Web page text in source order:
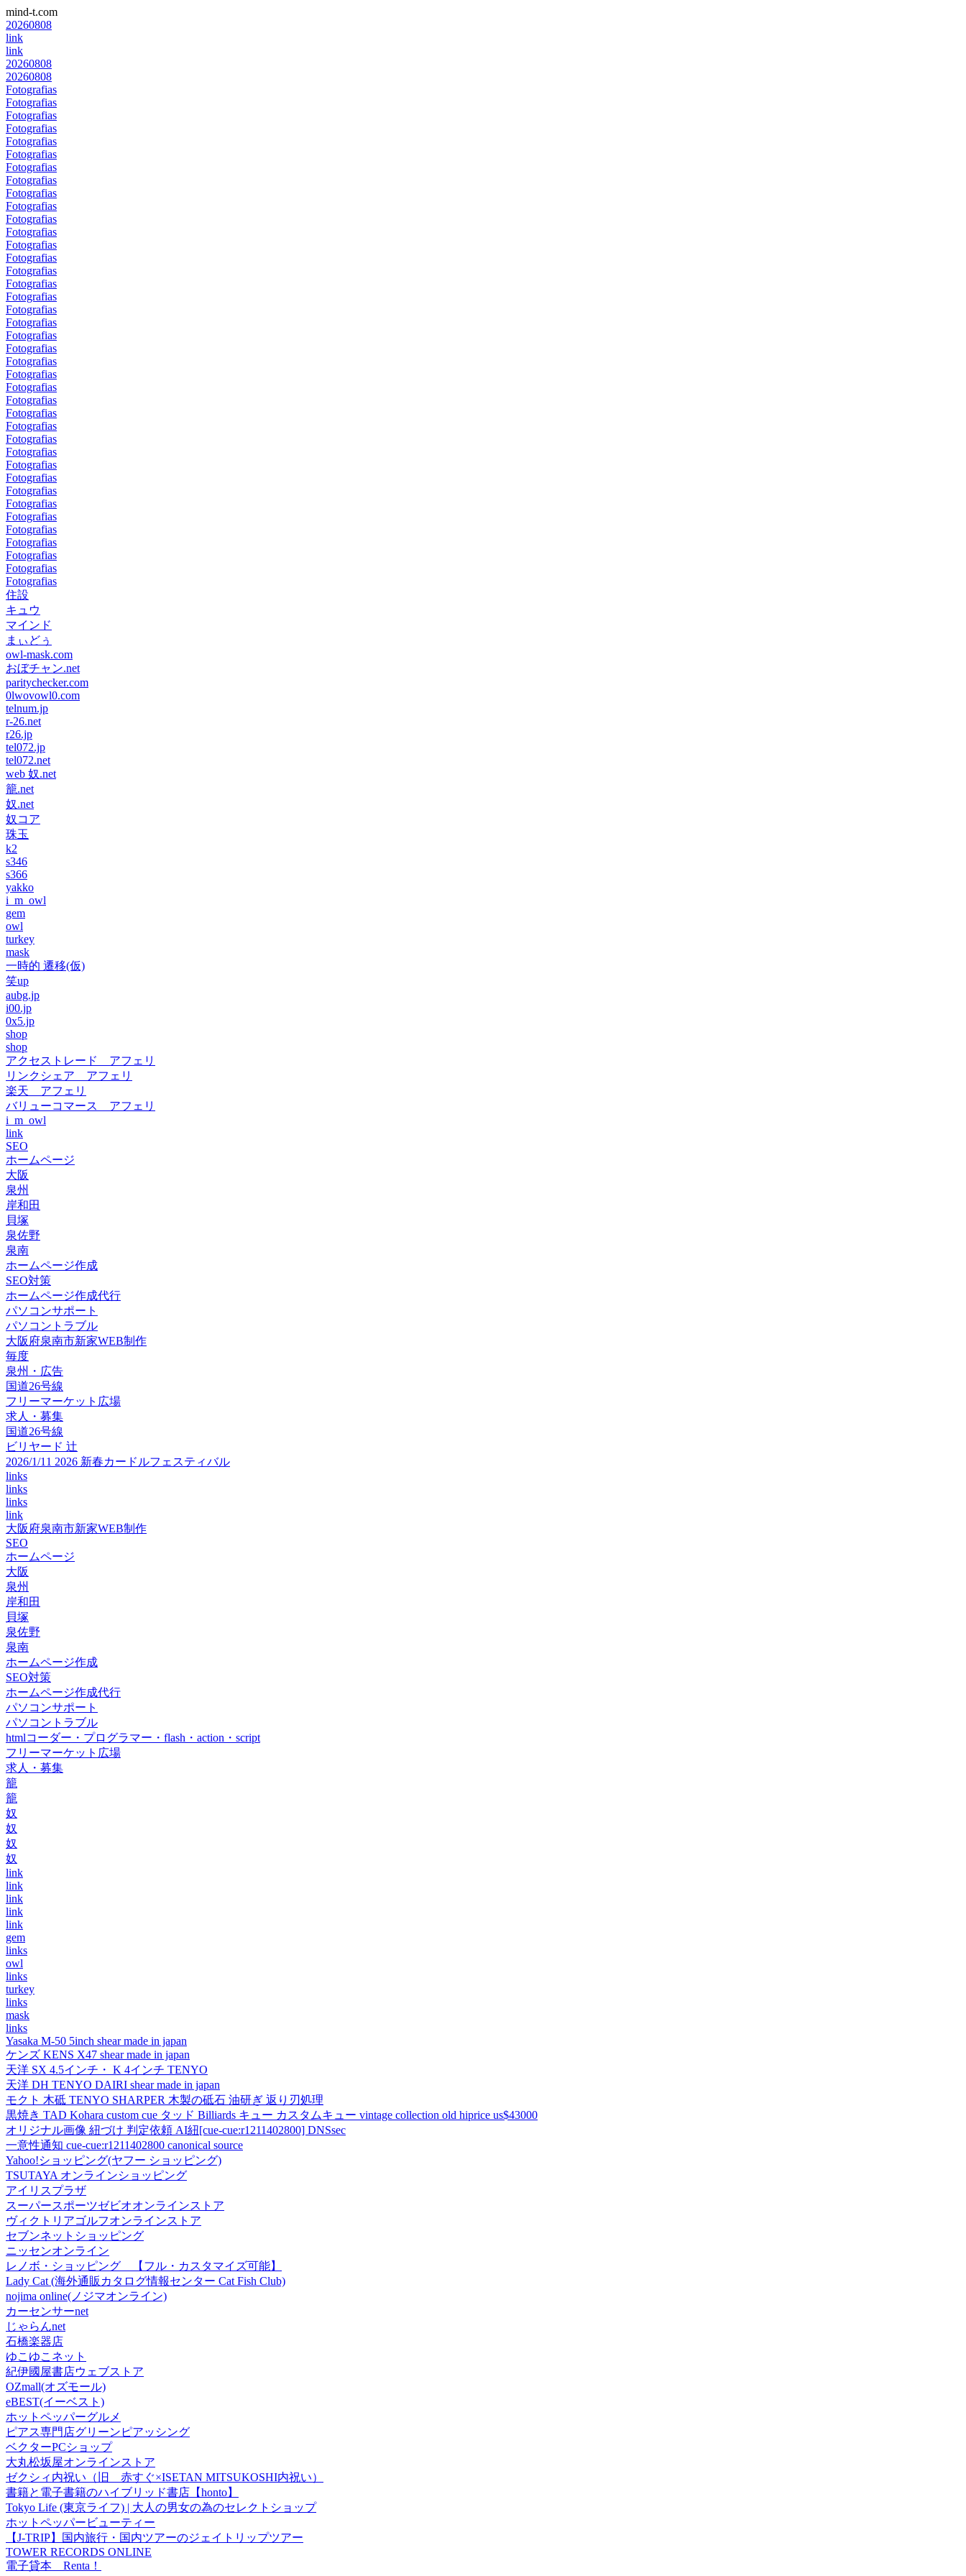
mind-t.com
20260808
link
link
20260808
20260808
Fotografias
Fotografias
Fotografias
Fotografias
Fotografias
Fotografias
Fotografias
Fotografias
Fotografias
Fotografias
Fotografias
Fotografias
Fotografias
Fotografias
Fotografias
Fotografias
Fotografias
Fotografias
Fotografias
Fotografias
Fotografias
Fotografias
Fotografias
Fotografias
Fotografias
Fotografias
Fotografias
Fotografias
Fotografias
Fotografias
Fotografias
Fotografias
Fotografias
Fotografias
Fotografias
Fotografias
Fotografias
Fotografias
Fotografias
住設
キュウ
マインド
まぃどぅ
owl-mask.com
おぼチャン.net
paritychecker.com
0lwovowl0.com
telnum.jp
r-26.net
r26.jp
tel072.jp
tel072.net
web 奴.net
籠.net
奴.net
奴コア
珠玉
k2
s346
s366
yakko
i_m_owl
gem
owl
turkey
mask
一時的 遷移(仮)
笑up
aubg.jp
i00.jp
0x5.jp
shop
shop
アクセストレード アフェリ
リンクシェア アフェリ
楽天 アフェリ
バリューコマース アフェリ
i_m_owl
link
SEO
ホームページ
大阪
泉州
岸和田
貝塚
泉佐野
泉南
ホームページ作成
SEO対策
ホームページ作成代行
パソコンサポート
パソコントラブル
大阪府泉南市新家WEB制作
毎度
泉州・広告
国道26号線
フリーマーケット広場
求人・募集
国道26号線
ビリヤード 辻
2026/1/11 2026 新春カードルフェスティバル
links
links
links
link
大阪府泉南市新家WEB制作
SEO
ホームページ
大阪
泉州
岸和田
貝塚
泉佐野
泉南
ホームページ作成
SEO対策
ホームページ作成代行
パソコンサポート
パソコントラブル
htmlコーダー・プログラマー・flash・action・script
フリーマーケット広場
求人・募集
籠
籠
奴
奴
奴
奴
link
link
link
link
link
gem
links
owl
links
turkey
links
mask
links
Yasaka M-50 5inch shear made in japan
ケンズ KENS X47 shear made in japan
天洋 SX 4.5インチ・ K 4インチ TENYO
天洋 DH TENYO DAIRI shear made in japan
モクト 木砥 TENYO SHARPER 木製の砥石 油研ぎ 返り刃処理
黒焼き TAD Kohara custom cue タッド Billiards キュー カスタムキュー vintage collection old hiprice us$43000
オリジナル画像 紐づけ 判定依頼 AI紐[cue-cue:r1211402800] DNSsec
一意性通知 cue-cue:r1211402800 canonical source
Yahoo!ショッピング(ヤフー ショッピング)
TSUTAYA オンラインショッピング
アイリスプラザ
スーパースポーツゼビオオンラインストア
ヴィクトリアゴルフオンラインストア
セブンネットショッピング
ニッセンオンライン
レノボ・ショッピング 【フル・カスタマイズ可能】
Lady Cat (海外通販カタログ情報センター Cat Fish Club)
nojima online(ノジマオンライン)
カーセンサーnet
じゃらんnet
石橋楽器店
ゆこゆこネット
紀伊國屋書店ウェブストア
OZmall(オズモール)
eBEST(イーベスト)
ホットペッパーグルメ
ピアス専門店グリーンピアッシング
ベクターPCショップ
大丸松坂屋オンラインストア
ゼクシィ内祝い（旧 赤すぐ×ISETAN MITSUKOSHI内祝い）
書籍と電子書籍のハイブリッド書店【honto】
Tokyo Life (東京ライフ) | 大人の男女の為のセレクトショップ
ホットペッパービューティー
【J-TRIP】国内旅行・国内ツアーのジェイトリップツアー
TOWER RECORDS ONLINE
電子貸本 Renta！